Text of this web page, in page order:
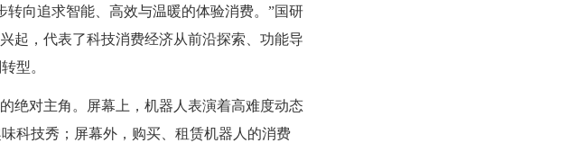
向追求智能、高效与温暖的体验消费。”国研
起，代表了科技消费经济从前沿探索、功能导
型。
对主角。屏幕上，机器人表演着高难度动态
科技秀；屏幕外，购买、租赁机器人的消费